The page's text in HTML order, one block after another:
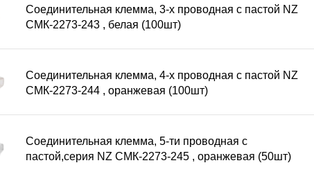
Соединительная клемма, 3-х проводная с пастой NZ
СМК-2273-243 , белая (100шт)
Соединительная клемма, 4-х проводная с пастой NZ
СМК-2273-244 , оранжевая (100шт)
Соединительная клемма, 5-ти проводная с
пастой,серия NZ СМК-2273-245 , оранжевая (50шт)